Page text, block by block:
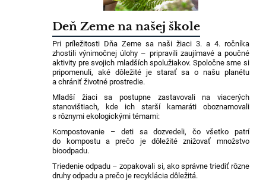
Deň Zeme na našej škole
Pri príležitosti Dňa Zeme sa naši žiaci 3. a 4. ročníka
zhostili výnimočnej úlohy – pripravili zaujímavé a poučné
aktivity pre svojich mladších spolužiakov. Spoločne sme si
pripomenuli, aké dôležité je starať sa o našu planétu
a chrániť životné prostredie.
Mladší žiaci sa postupne zastavovali na viacerých
stanovištiach, kde ich starší kamaráti oboznamovali
s rôznymi ekologickými témami:
Kompostovanie – deti sa dozvedeli, čo všetko patrí
do kompostu a prečo je dôležité znižovať množstvo
bioodpadu.
Triedenie odpadu – zopakovali si, ako správne triediť rôzne
druhy odpadu a prečo je recyklácia dôležitá.